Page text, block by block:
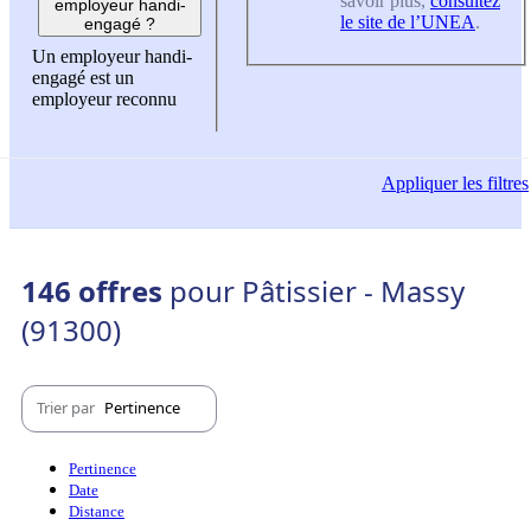
employeur handi-
engagé ?
Un employeur handi-
engagé est un
employeur reconnu
le site de l’UNEA.
Appliquerles filtres
146 offres pour Pâtissier - Massy
(91300)
Trier par Pertinence
Pertinence
Date
Distance